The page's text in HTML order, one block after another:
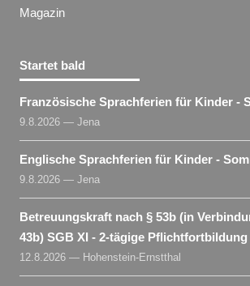
Magazin
Startet bald
Französische Sprachferien für Kinder -
9.8.2026 — Jena
Englische Sprachferien für Kinder -
9.8.2026 — Jena
Betreuungskraft nach § 53b (in
43b) SGB XI - 2-tägige Pflichtfortbildung
12.8.2026 — Hohenstein-Ernstthal